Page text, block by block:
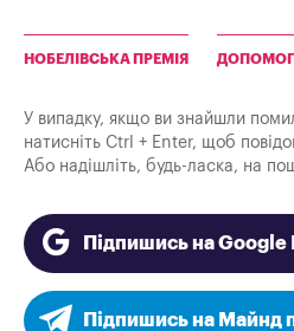
НОБЕЛІВСЬКА ПРЕМІЯ ДОПОМОГА
У випадку, якщо ви знайшли
натисніть Ctrl + Enter, щоб
Або надішліть, будь-ласка, на
Підпишись на Google
Підпишись на Майнд